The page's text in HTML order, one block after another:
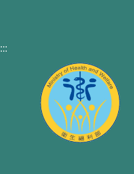
:::